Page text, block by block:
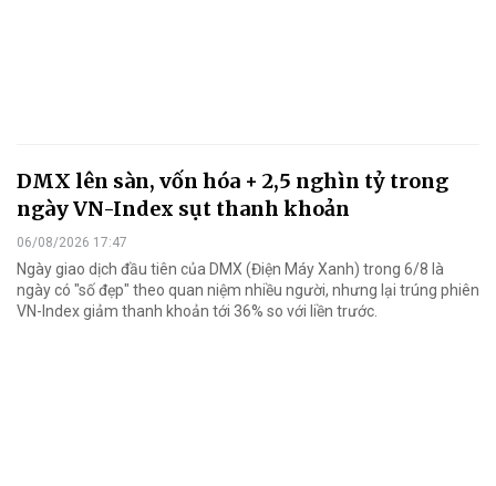
DMX lên sàn, vốn hóa + 2,5 nghìn tỷ trong
ngày VN-Index sụt thanh khoản
06/08/2026 17:47
Ngày giao dịch đầu tiên của DMX (Điện Máy Xanh) trong 6/8 là
ngày có "số đẹp" theo quan niệm nhiều người, nhưng lại trúng phiên
VN-Index giảm thanh khoản tới 36% so với liền trước.